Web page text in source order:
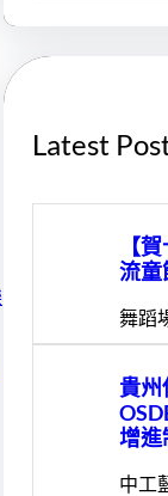
h
Latest
【
流童
舞蹈
貴
增進
中工